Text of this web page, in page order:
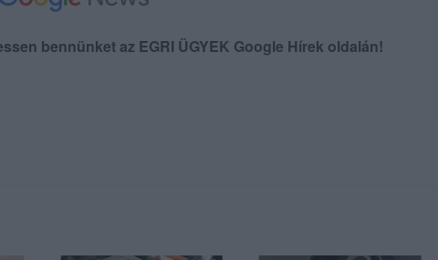
bennünket az EGRI ÜGYEK Google Hírek oldalán!